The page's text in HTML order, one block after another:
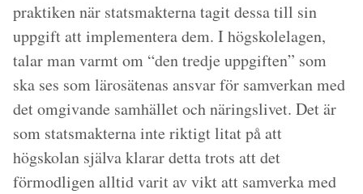
praktiken när statsmakterna tagit dessa till sin
uppgift att implementera dem. I högskolelagen,
talar man varmt om “den tredje uppgiften” som
ska ses som lärosätenas ansvar för samverkan med
det omgivande samhället och näringslivet. Det är
som statsmakterna inte riktigt litat på att
högskolan själva klarar detta trots att det
förmodligen alltid varit av vikt att samverka med